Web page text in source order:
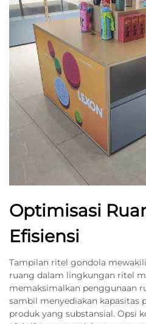
Optimisasi
Efisiensi
Tampilan ritel gondola
ruang dalam lingkungan ritel
memaksimalkan penggunaan
sambil menyediakan kapasitas
produk yang substansial. Opsi